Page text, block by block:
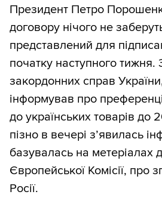
Президент Петро
договору нічого не
представлений для
початку наступного тижня.
закордонних справ
інформував про
до українських товарів до
пізно в вечері з’явилась
базувалась на метеріалах
Європейської Комісії, про
Росії.